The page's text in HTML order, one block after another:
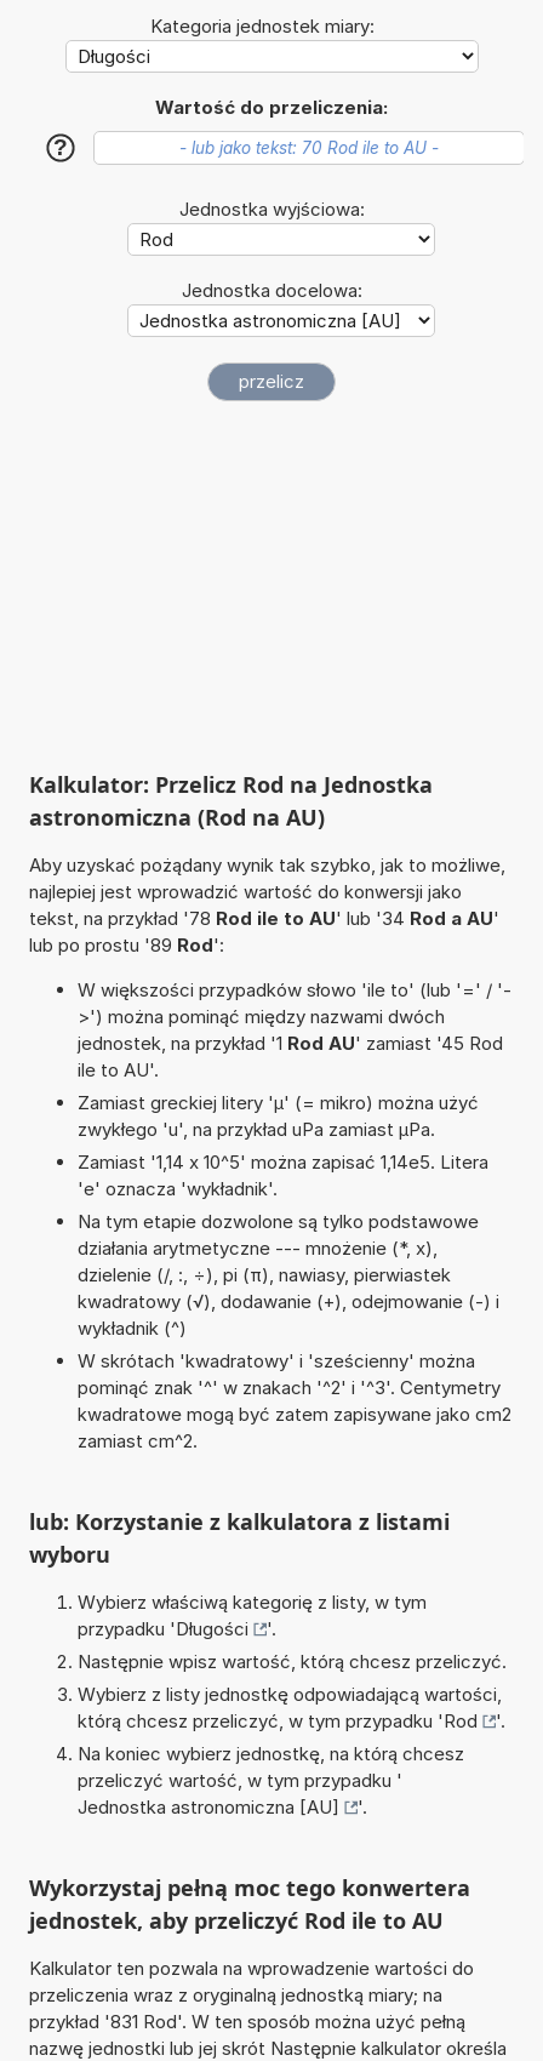
Kategoria jednostek miary:
Wartość do przeliczenia:
?
Jednostka wyjściowa:
Jednostka docelowa:
Kalkulator: Przelicz Rod na Jednostka
astronomiczna (Rod na AU)
Aby uzyskać pożądany wynik tak szybko, jak to możliwe,
najlepiej jest wprowadzić wartość do konwersji jako
tekst, na przykład '78 Rod ile to AU' lub '34 Rod a AU'
lub po prostu '89 Rod':
W większości przypadków słowo 'ile to' (lub '=' / '-
>') można pominąć między nazwami dwóch
jednostek, na przykład '1 Rod AU' zamiast '45 Rod
ile to AU'.
Zamiast greckiej litery 'µ' (= mikro) można użyć
zwykłego 'u', na przykład uPa zamiast µPa.
Zamiast '1,14 x 10^5' można zapisać 1,14e5. Litera
'e' oznacza 'wykładnik'.
Na tym etapie dozwolone są tylko podstawowe
działania arytmetyczne --- mnożenie (*, x),
dzielenie (/, :, ÷), pi (π), nawiasy, pierwiastek
kwadratowy (√), dodawanie (+), odejmowanie (-) i
wykładnik (^)
W skrótach 'kwadratowy' i 'sześcienny' można
pominąć znak '^' w znakach '^2' i '^3'. Centymetry
kwadratowe mogą być zatem zapisywane jako cm2
zamiast cm^2.
lub: Korzystanie z kalkulatora z listami
wyboru
Wybierz właściwą kategorię z listy, w tym
przypadku 'Długości
'.
Następnie wpisz wartość, którą chcesz przeliczyć.
Wybierz z listy jednostkę odpowiadającą wartości,
którą chcesz przeliczyć, w tym przypadku 'Rod
'.
Na koniec wybierz jednostkę, na którą chcesz
przeliczyć wartość, w tym przypadku '
Jednostka astronomiczna [AU]
'.
Wykorzystaj pełną moc tego konwertera
jednostek, aby przeliczyć Rod ile to AU
Kalkulator ten pozwala na wprowadzenie wartości do
przeliczenia wraz z oryginalną jednostką miary; na
przykład '831 Rod'. W ten sposób można użyć pełną
nazwę jednostki lub jej skrót Następnie kalkulator określa